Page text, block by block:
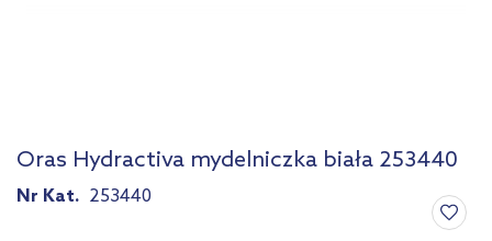
Oras Hydractiva mydelniczka biała 253440
Nr Kat. 253440